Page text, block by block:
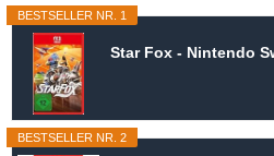
BESTSELLER NR. 1
Star Fox - Nintendo
BESTSELLER NR. 2